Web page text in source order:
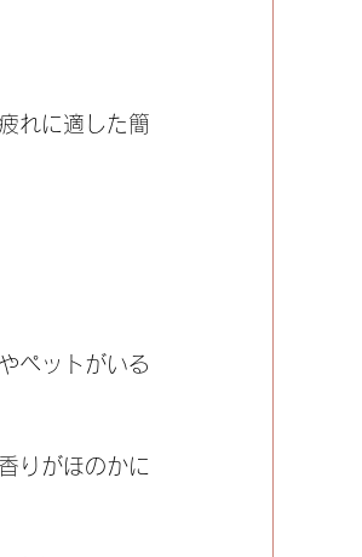
れに適した簡
ペットがいる
りがほのかに